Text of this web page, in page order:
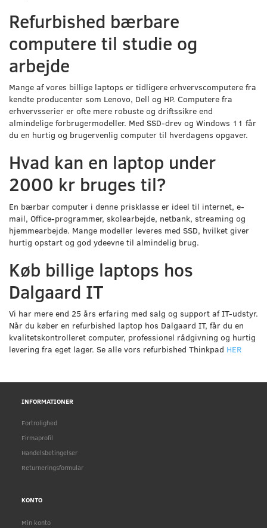
Refurbished bærbare
computere til studie og
arbejde
Mange af vores billige laptops er tidligere erhvervscomputere fra
kendte producenter som Lenovo, Dell og HP. Computere fra
erhvervsserier er ofte mere robuste og driftssikre end
almindelige forbrugermodeller. Med SSD-drev og Windows 11 får
du en hurtig og brugervenlig computer til hverdagens opgaver.
Hvad kan en laptop under
2000 kr bruges til?
En bærbar computer i denne prisklasse er ideel til internet, e-
mail, Office-programmer, skolearbejde, netbank, streaming og
hjemmearbejde. Mange modeller leveres med SSD, hvilket giver
hurtig opstart og god ydeevne til almindelig brug.
Køb billige laptops hos
Dalgaard IT
Vi har mere end 25 års erfaring med salg og support af IT-udstyr.
Når du køber en refurbished laptop hos Dalgaard IT, får du en
kvalitetskontrolleret computer, professionel rådgivning og hurtig
levering fra eget lager. Se alle vors refurbished Thinkpad HER
INFORMATIONER
Fortrolighed
Firmaprofil
Handelsbetingelser
Returneringsformular
KONTO
Min konto